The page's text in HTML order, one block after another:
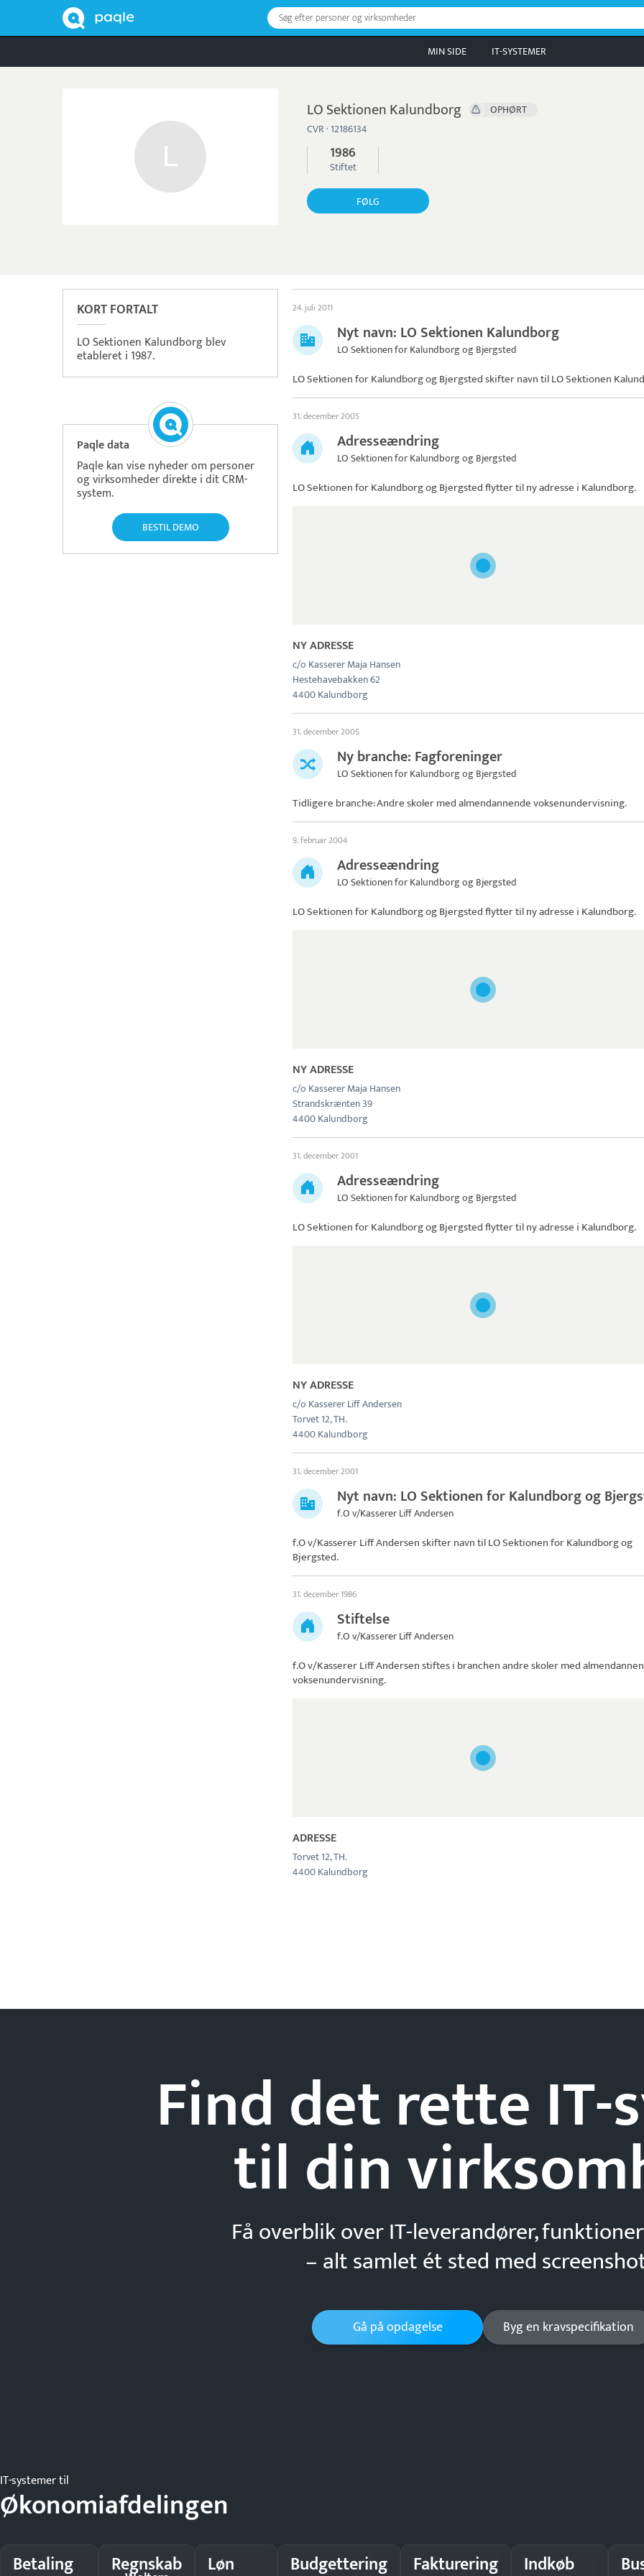
Søg efter personer og virksomheder
MIN SIDE IT-SYSTEMER
LO Sektionen Kalundborg
OPHØRT
CVR · 12186134
1986
Stiftet
FØLG
KORT FORTALT
LO Sektionen Kalundborg blev
etableret i 1987.
Paqle data
Paqle kan vise nyheder om personer
og virksomheder direkte i dit CRM-
system.
BESTIL DEMO
24. juli 2011
Nyt navn: LO Sektionen Kalundborg
LO Sektionen for Kalundborg og Bjergsted
LO Sektionen for Kalundborg og Bjergsted skifter navn tilLO Sektionen
31. december 2005
Adresseændring
LO Sektionen for Kalundborg og Bjergsted
LO Sektionen for Kalundborg og Bjergstedflytter til ny adresse i Kalundborg.
NY ADRESSE
c/o Kasserer Maja Hansen
Hestehavebakken 62
4400 Kalundborg
31. december 2005
Ny branche: Fagforeninger
LO Sektionen for Kalundborg og Bjergsted
Tidligere branche: Andre skoler med almendannende voksenundervisning.
9. februar 2004
Adresseændring
LO Sektionen for Kalundborg og Bjergsted
LO Sektionen for Kalundborg og Bjergstedflytter til ny adresse i Kalundborg.
NY ADRESSE
c/o Kasserer Maja Hansen
Strandskrænten 39
4400 Kalundborg
31. december 2001
Adresseændring
LO Sektionen for Kalundborg og Bjergsted
LO Sektionen for Kalundborg og Bjergstedflytter til ny adresse i Kalundborg.
NY ADRESSE
c/o Kasserer Liff Andersen
Torvet 12, TH.
4400 Kalundborg
31. december 2001
Nyt navn: LO Sektionen for Kalundborg og
f.O v/Kasserer Liff Andersen
f.O v/Kasserer Liff Andersen skifter navn tilLO Sektionen for Kalundborg og
Bjergsted.
31. december 1986
Stiftelse
f.O v/Kasserer Liff Andersen
f.O v/Kasserer Liff Andersenstiftes i branchen andre skoler med
voksenundervisning.
ADRESSE
Torvet 12, TH.
4400 Kalundborg
Find det rette IT-
tildin
Få overblik over IT-leverandører,
– alt samlet ét sted med
Gå på opdagelse Byg en kravspecifikation
IT-systemer til
Økonomiafdelingen
Betaling Regnskab Løn Budgettering Fakturering Indkøb